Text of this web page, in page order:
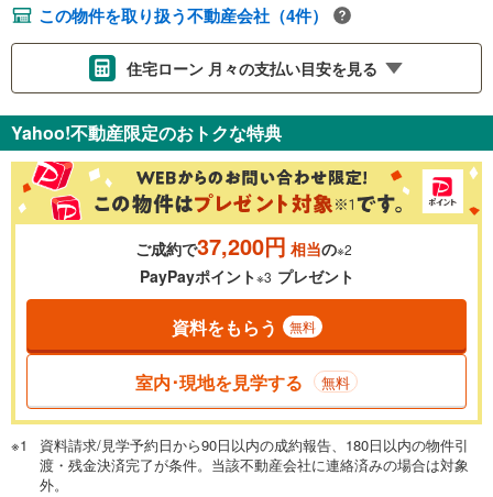
この物件を取り扱う不動産会社（4件）
住宅ローン 月々の支払い目安を見る
金利 ％
0.01%
一般的には最長35年まで借り入れ可能です。多くの金融機関
が完済時の年齢は80歳までを条件としています。
閉じる
頭金 万円
Yahoo!不動産限定のおトクな特典
ご成約で37,200円 相当の※2
PayPayポイント※3 プレゼント
資料をもらう 無料
室内･現地を見学する 無料
資料請求/見学予約日から90日以内の成約報告、180日以内の物件引
渡・残金決済完了が条件。当該不動産会社に連絡済みの場合は対象
外。